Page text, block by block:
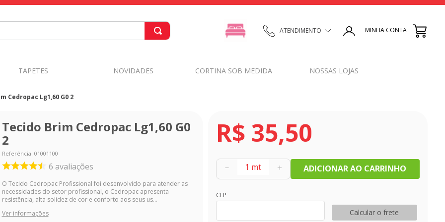
ATENDIMENTO MINHA CONTA
TAPETES NOVIDADES CORTINA SOB MEDIDA NOSSAS LOJAS
Cedropac Lg1,60 G0 2
Tecido Brim Cedropac Lg1,60 G0
2
Referência: 01001100
6 avaliações
O Tecido Cedropac Profissional foi desenvolvido para atender as
necessidades do setor profissional, o Cedropac apresenta
resistência, alta solidez de cor e conforto aos seus us...
Ver informações
R$ 35,50
＋
－ ADICIONAR AO CARRINHO
CEP
Calcular o frete